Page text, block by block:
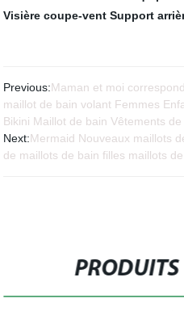
Visière coupe-vent Support
Previous:Maman et moi
maillot de bain volant Femmes
Bikini Maillot de bain Vêtements
Next:Mermaid Nouveaux maillots
de maillots de bain filles maillots
PRODUITS